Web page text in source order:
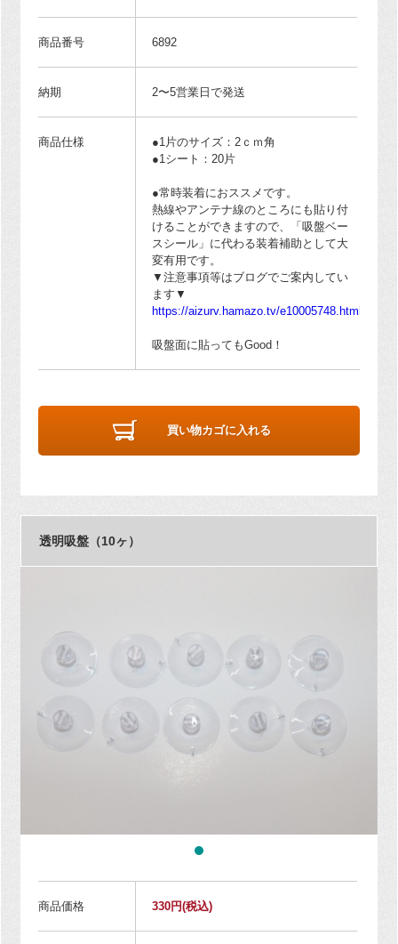
商品番号 6892
納期 2〜5営業日で発送
商品仕様
●1片のサイズ：2ｃｍ角
●1シート：20片
●常時装着におススメです。
熱線やアンテナ線のところにも貼り付
けることができますので、「吸盤ベー
スシール」に代わる装着補助として大
変有用です。
▼注意事項等はブログでご案内してい
ます▼
https://aizurv.hamazo.tv/e10005748.html
吸盤面に貼ってもGood！
買い物カゴに入れる
透明吸盤（10ヶ）
商品価格 330円(税込)